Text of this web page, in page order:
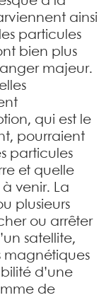
ainsi
particules
bien plus
majeur.
qui est le
pourraient
particules
et quelle
à venir. La
plusieurs
ou arrêter
satellite,
magnétiques
d’une
de